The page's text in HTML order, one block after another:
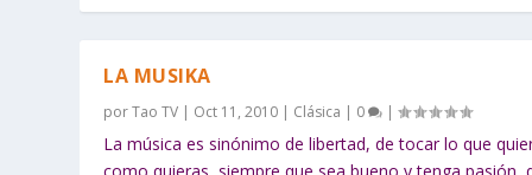
LA MUSIKA
porTao TV | Oct 11, 2010 | Clásica | 0 |
La música es sinónimo de libertad, de tocar lo que